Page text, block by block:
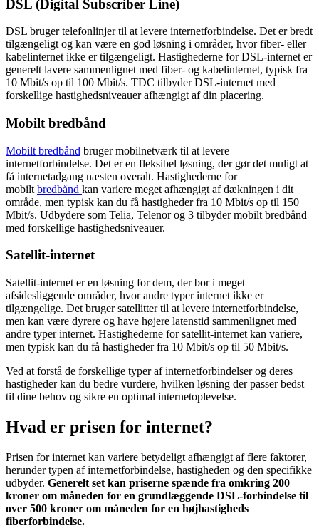
DSL (Digital Subscriber Line)
DSL bruger telefonlinjer til at levere internetforbindelse. Det er bredt
tilgængeligt og kan være en god løsning i områder, hvor fiber- eller
kabelinternet ikke er tilgængeligt. Hastighederne for DSL-internet er
generelt lavere sammenlignet med fiber- og kabelinternet, typisk fra
10 Mbit/s op til 100 Mbit/s. TDC tilbyder DSL-internet med
forskellige hastighedsniveauer afhængigt af din placering.
Mobilt bredbånd
Mobilt bredbånd bruger mobilnetværk til at levere
internetforbindelse. Det er en fleksibel løsning, der gør det muligt at
få internetadgang næsten overalt. Hastighederne for
mobilt bredbånd kan variere meget afhængigt af dækningen i dit
område, men typisk kan du få hastigheder fra 10 Mbit/s op til 150
Mbit/s. Udbydere som Telia, Telenor og 3 tilbyder mobilt bredbånd
med forskellige hastighedsniveauer.
Satellit-internet
Satellit-internet er en løsning for dem, der bor i meget
afsidesliggende områder, hvor andre typer internet ikke er
tilgængelige. Det bruger satellitter til at levere internetforbindelse,
men kan være dyrere og have højere latenstid sammenlignet med
andre typer internet. Hastighederne for satellit-internet kan variere,
men typisk kan du få hastigheder fra 10 Mbit/s op til 50 Mbit/s.
Ved at forstå de forskellige typer af internetforbindelser og deres
hastigheder kan du bedre vurdere, hvilken løsning der passer bedst
til dine behov og sikre en optimal internetoplevelse.
Hvad er prisen for internet?
Prisen for internet kan variere betydeligt afhængigt af flere faktorer,
herunder typen af internetforbindelse, hastigheden og den specifikke
udbyder. Generelt set kan priserne spænde fra omkring 200
kroner om måneden for en grundlæggende DSL-forbindelse til
over 500 kroner om måneden for en højhastigheds
fiberforbindelse.